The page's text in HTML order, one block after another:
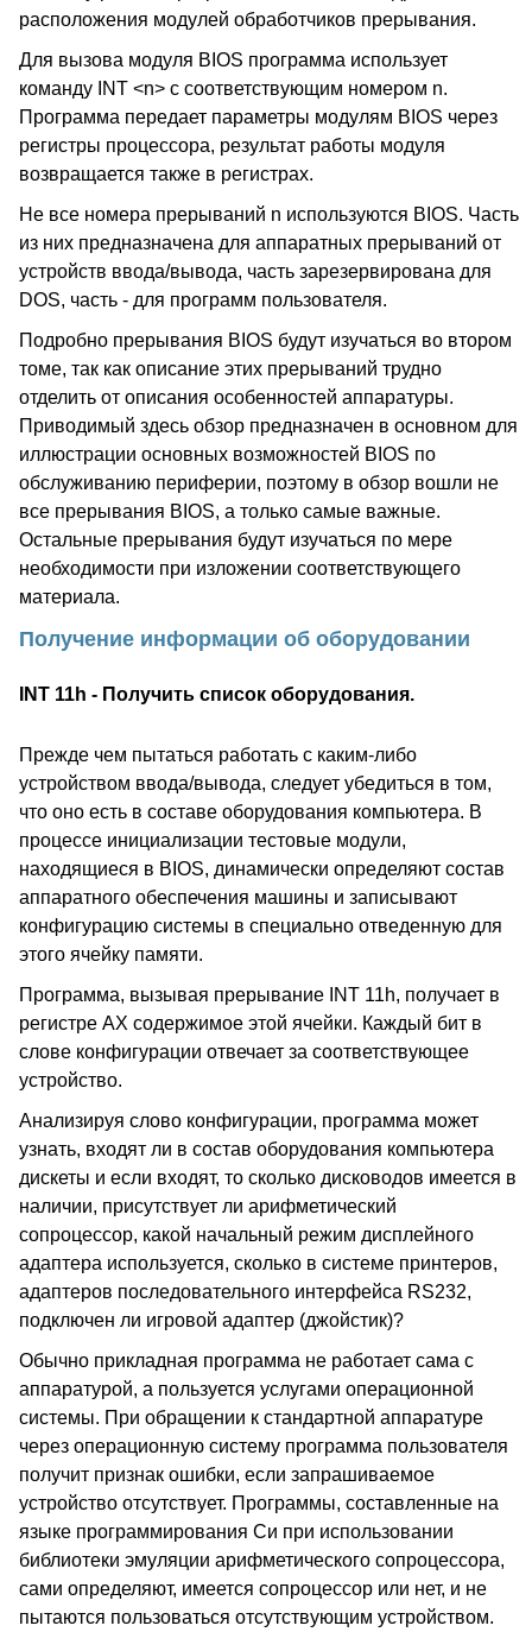
расположения модулей обработчиков прерывания.
Для вызова модуля BIOS программа использует
команду INT <n> с соответствующим номером n.
Программа передает параметры модулям BIOS через
регистры процессора, результат работы модуля
возвращается также в регистрах.
Не все номера прерываний n используются BIOS. Часть
из них предназначена для аппаратных прерываний от
устройств ввода/вывода, часть зарезервирована для
DOS, часть - для программ пользователя.
Подробно прерывания BIOS будут изучаться во втором
томе, так как описание этих прерываний трудно
отделить от описания особенностей аппаратуры.
Приводимый здесь обзор предназначен в основном для
иллюстрации основных возможностей BIOS по
обслуживанию периферии, поэтому в обзор вошли не
все прерывания BIOS, а только самые важные.
Остальные прерывания будут изучаться по мере
необходимости при изложении соответствующего
материала.
Получение информации об оборудовании
INT 11h - Получить список оборудования.
Прежде чем пытаться работать с каким-либо
устройством ввода/вывода, следует убедиться в том,
что оно есть в составе оборудования компьютера. В
процессе инициализации тестовые модули,
находящиеся в BIOS, динамически определяют состав
аппаратного обеспечения машины и записывают
конфигурацию системы в специально отведенную для
этого ячейку памяти.
Программа, вызывая прерывание INT 11h, получает в
регистре AX содержимое этой ячейки. Каждый бит в
слове конфигурации отвечает за соответствующее
устройство.
Анализируя слово конфигурации, программа может
узнать, входят ли в состав оборудования компьютера
дискеты и если входят, то сколько дисководов имеется в
наличии, присутствует ли арифметический
сопроцессор, какой начальный режим дисплейного
адаптера используется, сколько в системе принтеров,
адаптеров последовательного интерфейса RS232,
подключен ли игровой адаптер (джойстик)?
Обычно прикладная программа не работает сама с
аппаратурой, а пользуется услугами операционной
системы. При обращении к стандартной аппаратуре
через операционную систему программа пользователя
получит признак ошибки, если запрашиваемое
устройство отсутствует. Программы, составленные на
языке программирования Си при использовании
библиотеки эмуляции арифметического сопроцессора,
сами определяют, имеется сопроцессор или нет, и не
пытаются пользоваться отсутствующим устройством.